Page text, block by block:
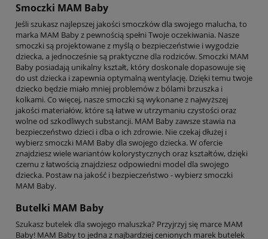
Smoczki MAM Baby
Jeśli szukasz najlepszej jakości smoczków dla swojego malucha, to
marka MAM Baby z pewnością spełni Twoje oczekiwania. Nasze
smoczki są projektowane z myślą o bezpieczeństwie i wygodzie
dziecka, a jednocześnie są praktyczne dla rodziców. Smoczki MAM
Baby posiadają unikalny kształt, który doskonale dopasowuje się
do ust dziecka i zapewnia optymalną wentylację. Dzięki temu twoje
dziecko będzie miało mniej problemów z bólami brzuszka i
kolkami. Co więcej, nasze smoczki są wykonane z najwyższej
jakości materiałów, które są łatwe w utrzymaniu czystości oraz
wolne od szkodliwych substancji. MAM Baby zawsze stawia na
bezpieczeństwo dzieci i dba o ich zdrowie. Nie czekaj dłużej i
wybierz smoczki MAM Baby dla swojego dziecka. W ofercie
znajdziesz wiele wariantów kolorystycznych oraz kształtów, dzięki
czemu z łatwością znajdziesz odpowiedni model dla swojego
dziecka. Postaw na jakość i bezpieczeństwo - wybierz smoczki
MAM Baby.
Butelki MAM Baby
Szukasz butelek dla swojego maluszka? Przyjrzyj się marce MAM
Baby! MAM Baby to jedna z najbardziej cenionych marek butelek